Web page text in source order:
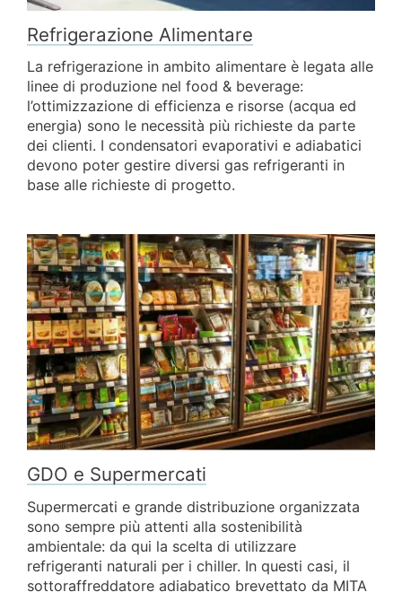
Refrigerazione Alimentare
La refrigerazione in ambito alimentare è legata alle
linee di produzione nel food & beverage:
l’ottimizzazione di efficienza e risorse (acqua ed
energia) sono le necessità più richieste da parte
dei clienti. I condensatori evaporativi e adiabatici
devono poter gestire diversi gas refrigeranti in
base alle richieste di progetto.
GDO e Supermercati
Supermercati e grande distribuzione organizzata
sono sempre più attenti alla sostenibilità
ambientale: da qui la scelta di utilizzare
refrigeranti naturali per i chiller. In questi casi, il
sottoraffreddatore adiabatico brevettato da MITA